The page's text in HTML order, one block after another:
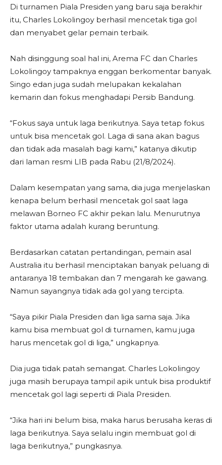
Di turnamen Piala Presiden yang baru saja berakhir
itu, Charles Lokolingoy berhasil mencetak tiga gol
dan menyabet gelar pemain terbaik.
Nah disinggung soal hal ini, Arema FC dan Charles
Lokolingoy tampaknya enggan berkomentar banyak.
Singo edan juga sudah melupakan kekalahan
kemarin dan fokus menghadapi Persib Bandung.
“Fokus saya untuk laga berikutnya. Saya tetap fokus
untuk bisa mencetak gol. Laga di sana akan bagus
dan tidak ada masalah bagi kami,” katanya dikutip
dari laman resmi LIB pada Rabu (21/8/2024).
Dalam kesempatan yang sama, dia juga menjelaskan
kenapa belum berhasil mencetak gol saat laga
melawan Borneo FC akhir pekan lalu. Menurutnya
faktor utama adalah kurang beruntung.
Berdasarkan catatan pertandingan, pemain asal
Australia itu berhasil menciptakan banyak peluang di
antaranya 18 tembakan dan 7 mengarah ke gawang.
Namun sayangnya tidak ada gol yang tercipta.
“Saya pikir Piala Presiden dan liga sama saja. Jika
kamu bisa membuat gol di turnamen, kamu juga
harus mencetak gol di liga,” ungkapnya.
Dia juga tidak patah semangat. Charles Lokolingoy
juga masih berupaya tampil apik untuk bisa produktif
mencetak gol lagi seperti di Piala Presiden.
“Jika hari ini belum bisa, maka harus berusaha keras di
laga berikutnya. Saya selalu ingin membuat gol di
laga berikutnya,” pungkasnya.